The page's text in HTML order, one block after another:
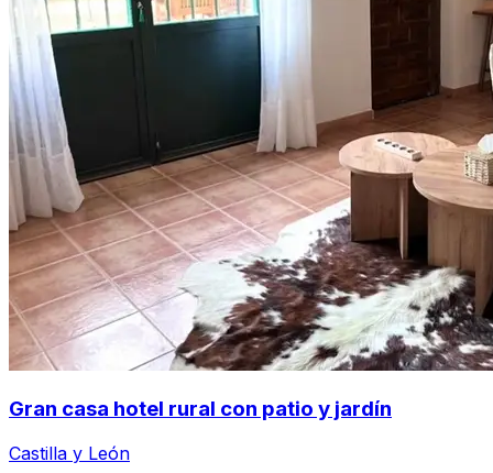
Gran casa hotel rural con patio y jardín
Castilla y León